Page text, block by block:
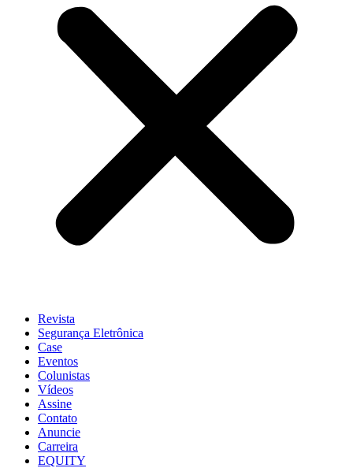
Revista
Segurança Eletrônica
Case
Eventos
Colunistas
Vídeos
Assine
Contato
Anuncie
Carreira
EQUITY